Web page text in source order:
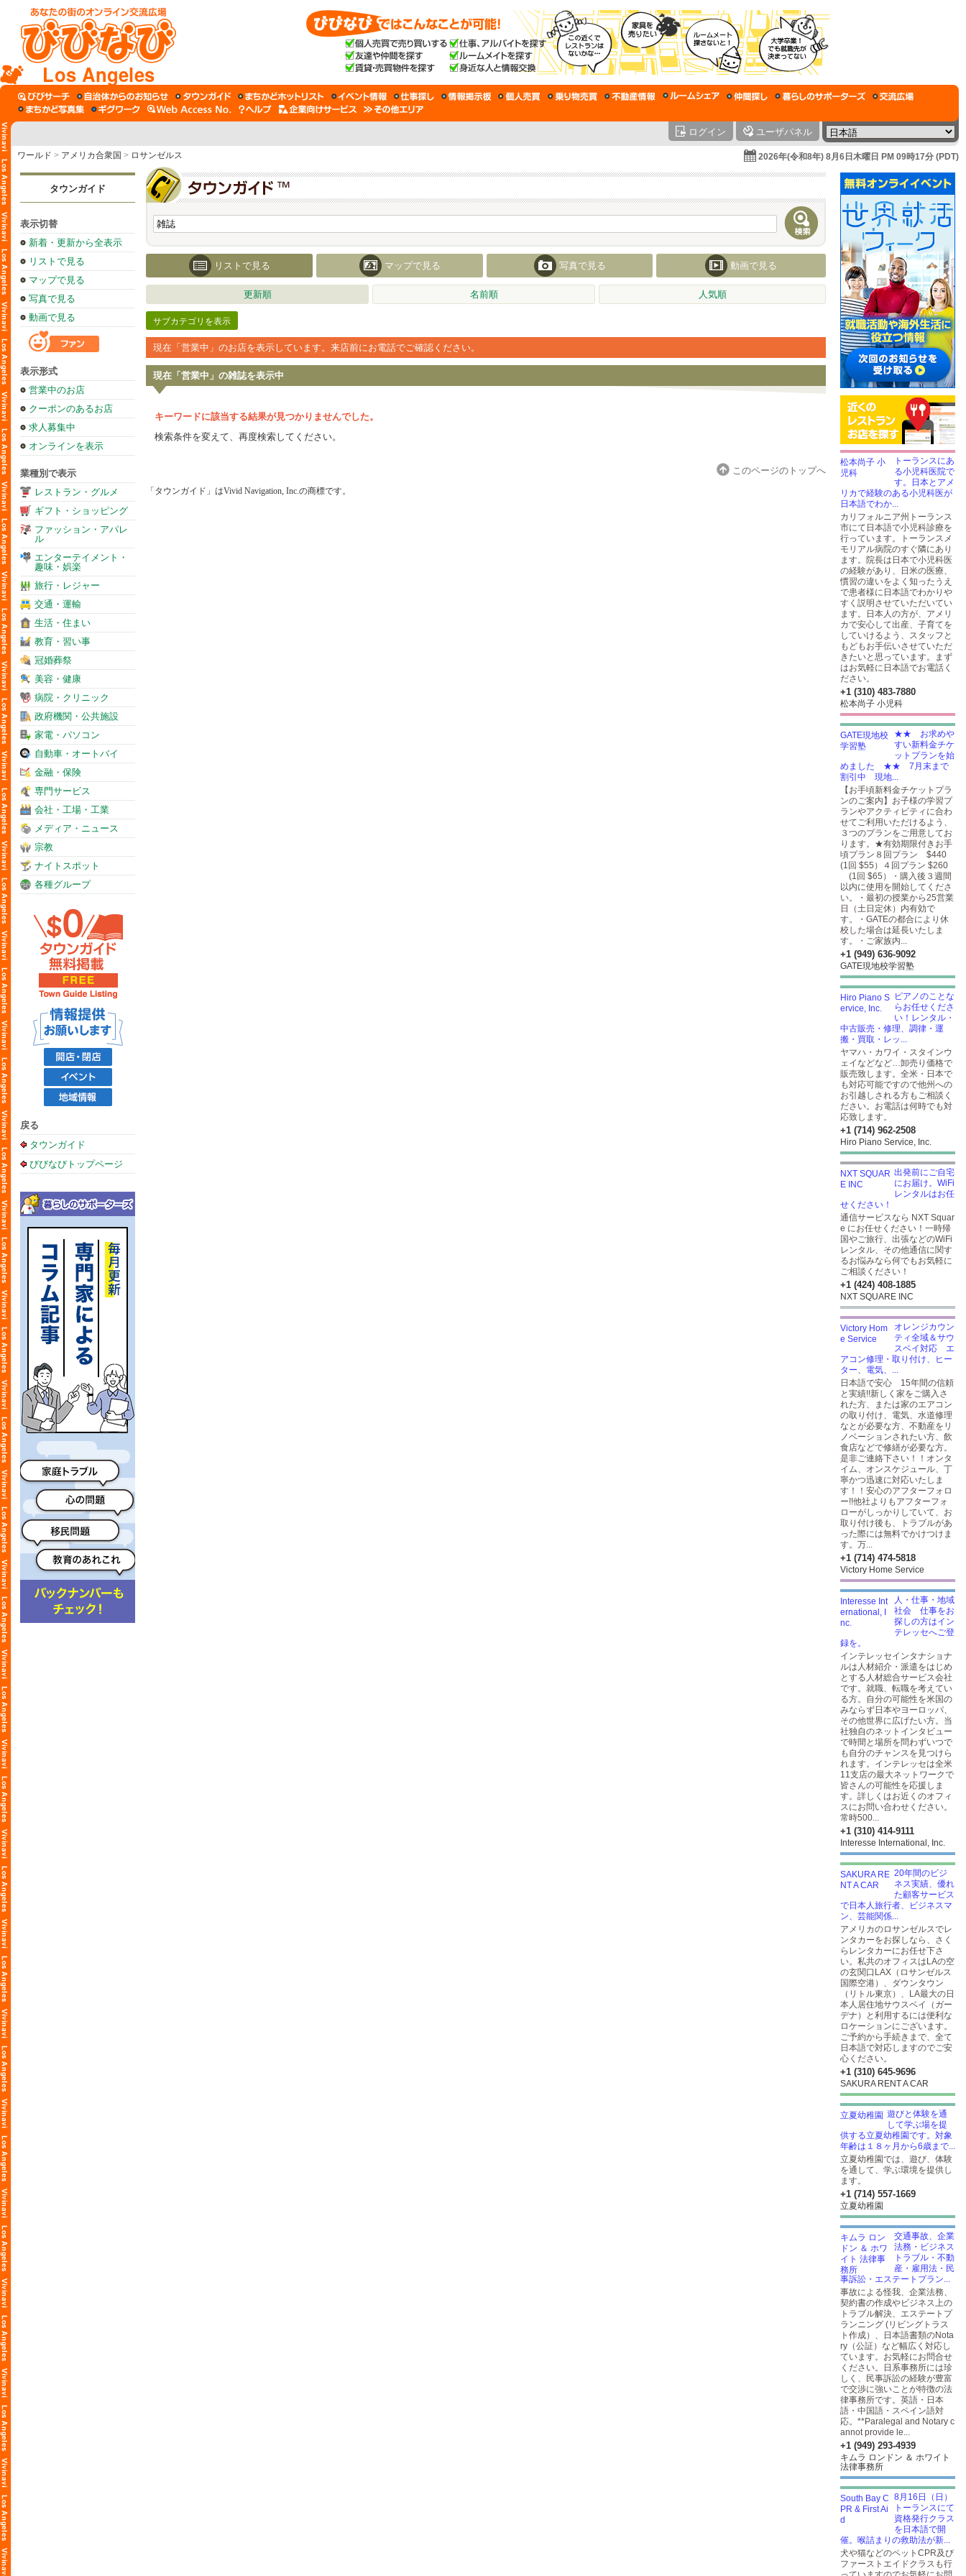
Los Angeles
ログイン ユーザパネル
ワールド > アメリカ合衆国 > ロサンゼルス 2026年(令和8年) 8月6日木曜日 PM 09時17分 (PDT)
タウンガイド
表示切替
新着・更新から全表示
リストで見る
マップで見る
写真で見る
動画で見る
表示形式
営業中のお店
クーポンのあるお店
求人募集中
オンラインを表示
業種別で表示
レストラン・グルメ
ギフト・ショッピング
ファッション・アパレ
ル
エンターテイメント・
趣味・娯楽
旅行・レジャー
交通・運輸
生活・住まい
教育・習い事
冠婚葬祭
美容・健康
病院・クリニック
政府機関・公共施設
家電・パソコン
自動車・オートバイ
金融・保険
専門サービス
会社・工場・工業
メディア・ニュース
宗教
ナイトスポット
各種グループ
戻る
タウンガイド
びびなびトップページ
リストで見る マップで見る 写真で見る 動画で見る
更新順 名前順 人気順
サブカテゴリを表示
現在「営業中」のお店を表示しています。来店前にお電話でご確認ください。
現在「営業中」の雑誌を表示中
キーワードに該当する結果が見つかりませんでした。
検索条件を変えて、再度検索してください。
このページのトップへ
「タウンガイド」はVivid Navigation, Inc.の商標です。
トーランスにあ
る小児科医院で
す。日本とアメ
リカで経験のある小児科医が
日本語でわか...
カリフォルニア州トーランス
市にて日本語で小児科診療を
行っています。トーランスメ
モリアル病院のすぐ隣にあり
ます。院長は日本で小児科医
の経験があり、日米の医療、
慣習の違いをよく知ったうえ
で患者様に日本語でわかりや
すく説明させていただいてい
ます。日本人の方が、アメリ
カで安心して出産、子育てを
していけるよう、スタッフと
もどもお手伝いさせていただ
きたいと思っています。まず
はお気軽に日本語でお電話く
ださい。
+1 (310) 483-7880
松本尚子 小児科
★★ お求めや
すい新料金チケ
ットプランを始
めました ★★ 7月末まで
割引中 現地...
【お手頃新料金チケットプラ
ンのご案内】お子様の学習プ
ランやアクティビティに合わ
せてご利用いただけるよう、
３つのプランをご用意してお
ります。★有効期限付きお手
頃プラン８回プラン $440
(1回 $55）４回プラン $260
(1回 $65）・購入後３週間
以内に使用を開始してくださ
い。・最初の授業から25営業
日（土日定休）内有効で
す。・GATEの都合により休
校した場合は延長いたしま
す。・ご家族内...
+1 (949) 636-9092
GATE現地校学習塾
ピアノのことな
らお任せくださ
い！レンタル・
中古販売・修理、調律・運
搬・買取・レッ...
ヤマハ・カワイ・スタインウ
ェイなどなど…卸売り価格で
販売致します。全米・日本で
も対応可能ですので他州への
お引越しされる方もご相談く
ださい。お電話は何時でも対
応致します。
+1 (714) 962-2508
Hiro Piano Service, Inc.
出発前にご自宅
にお届け。WiFi
レンタルはお任
せください！
通信サービスなら NXT Squar
e にお任せください！一時帰
国やご旅行、出張などのWiFi
レンタル、その他通信に関す
るお悩みなら何でもお気軽に
ご相談ください！
+1 (424) 408-1885
NXT SQUARE INC
オレンジカウン
ティ全域＆サウ
スベイ対応 エ
アコン修理・取り付け、ヒー
ター、電気、...
日本語で安心 15年間の信頼
と実績!!新しく家をご購入さ
れた方、または家のエアコン
の取り付け、電気、水道修理
なとが必要な方、不動産をリ
ノベーションされたい方、飲
食店などで修繕が必要な方。
是非ご連絡下さい！！オンタ
イム、オンスケジュール、丁
寧かつ迅速に対応いたしま
す！！安心のアフターフォロ
ー!!他社よりもアフターフォ
ローがしっかりしていて、お
取り付け後も、トラブルがあ
った際には無料でかけつけま
す。万...
+1 (714) 474-5818
Victory Home Service
人・仕事・地域
社会 仕事をお
探しの方はイン
テレッセへご登
録を。
インテレッセインタナショナ
ルは人材紹介・派遣をはじめ
とする人材総合サービス会社
です。就職、転職を考えてい
る方。自分の可能性を米国の
みならず日本やヨーロッパ、
その他世界に広げたい方。当
社独自のネットインタビュー
で時間と場所を問わずいつで
も自分のチャンスを見つけら
れます。インテレッセは全米
11支店の最大ネットワークで
皆さんの可能性を応援しま
す。詳しくはお近くのオフィ
スにお問い合わせください。
常時500...
+1 (310) 414-9111
Interesse International, Inc.
20年間のビジ
ネス実績、優れ
た顧客サービス
で日本人旅行者、ビジネスマ
ン、芸能関係...
アメリカのロサンゼルスでレ
ンタカーをお探しなら、さく
らレンタカーにお任せ下さ
い。私共のオフィスはLAの空
の玄関口LAX（ロサンゼルス
国際空港）、ダウンタウン
（リトル東京）、LA最大の日
本人居住地サウスベイ（ガー
デナ）と利用するには便利な
ロケーションにございます。
ご予約から手続きまで、全て
日本語で対応しますのでご安
心ください。
+1 (310) 645-9696
SAKURA RENT A CAR
遊びと体験を通
して学ぶ場を提
供する立夏幼稚園です。対象
年齢は１８ヶ月から6歳まで...
立夏幼稚園では、遊び、体験
を通して、学ぶ環境を提供し
ます。
+1 (714) 557-1669
立夏幼稚園
交通事故、企業
法務・ビジネス
トラブル・不動
産・雇用法・民
事訴訟・エステートプラン...
事故による怪我、企業法務、
契約書の作成やビジネス上の
トラブル解決、エステートプ
ランニング (リビングトラス
ト作成）、日本語書類のNota
ry（公証）など幅広く対応し
ています。お気軽にお問合せ
ください。日系事務所には珍
しく、民事訴訟の経験が豊富
で交渉に強いことが特徴の法
律事務所です。英語・日本
語・中国語・スペイン語対
応。**Paralegal and Notary c
annot provide le...
+1 (949) 293-4939
キムラ ロンドン ＆ ホワイト
法律事務所
8月16日（日）
トーランスにて
資格発行クラス
を日本語で開
催。喉詰まりの救助法が新...
犬や猫などのペットCPR及び
ファーストエイドクラスも行